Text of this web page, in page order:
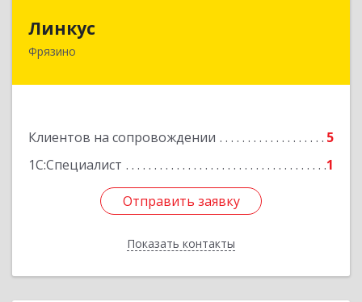
Линкус
Фрязино
Клиентов на сопровождении
5
1С:Специалист
1
Отправить заявку
Показать контакты
141191, Московская обл, Фрязино г, Ленина ул,
Отправить заявку
Назад